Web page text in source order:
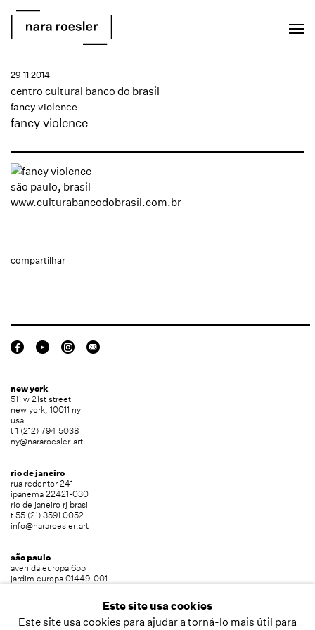
fancy violence
fancy violence
centro cultural banco do brasil
29 11 2014
são paulo, brasil
www.culturabancodobrasil.com.br
compartilhar
new york
511 w 21st street
new york, 10011 ny
usa
t 1 (212) 794 5038
ny@nararoesler.art
rio de janeiro
rua redentor 241
ipanema 22421-030
rio de janeiro rj brasil
t 55 (21) 3591 0052
info@nararoesler.art
são paulo
avenida europa 655
jardim europa 01449-001
Este site usa cookies
Este site usa cookies para ajudar a torná-lo mais útil para